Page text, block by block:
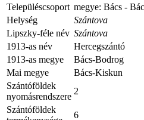
Településcsoport megye: Bács -
Helység
Szántova
Lipszky-féle név Szántova
1913-as név
Hercegszántó
1913-as megye
Bács-Bodrog
Mai megye
Bács-Kiskun
Szántóföldek
nyomásrendszere
2
Szántóföldek
6